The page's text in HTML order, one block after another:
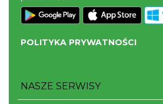
POLITYKA PRYWATNOŚCI
NASZE SERWISY